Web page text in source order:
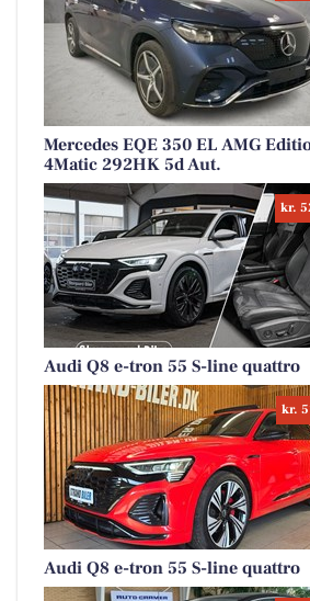
Mercedes EQE 350 EL AMG
4Matic 292HK 5d Aut.
kr.
Audi Q8 e-tron 55 S-line quattro
kr.
Audi Q8 e-tron 55 S-line quattro